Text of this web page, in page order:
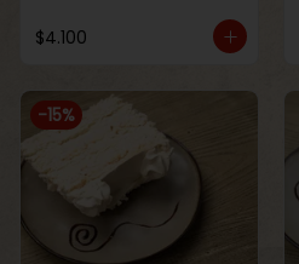
$4.100
-15%